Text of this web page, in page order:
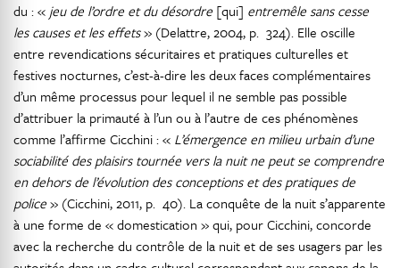
du : « jeu de l’ordre et du désordre [qui] entremêle sans cesse
les causes et les effets» (Delattre, 2004, p. 324). Elle oscille
entre revendications sécuritaires et pratiques culturelles et
festives nocturnes, c’est-à-dire les deux faces complémentaires
d’un même processus pour lequel il ne semble pas possible
d’attribuer la primauté à l’un ou à l’autre de ces phénomènes
comme l’affirme Cicchini : « L’émergence en milieu urbain d’une
sociabilité des plaisirs tournée vers la nuit ne peut se comprendre
en dehors de l’évolution des conceptions et des pratiques de
police» (Cicchini, 2011, p. 40). La conquête de la nuit s’apparente
à une forme de « domestication » qui, pour Cicchini, concorde
avec la recherche du contrôle de la nuit et de ses usagers par les